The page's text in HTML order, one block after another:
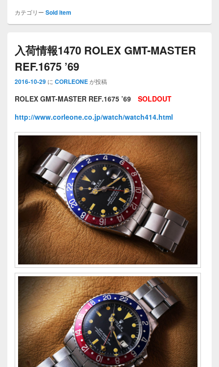
カテゴリー Sold item
入荷情報1470 ROLEX GMT-MASTER
REF.1675 ’69
2016-10-29 に CORLEONEが投稿
ROLEX GMT-MASTER REF.1675 ’69 SOLDOUT
http://www.corleone.co.jp/watch/watch414.html